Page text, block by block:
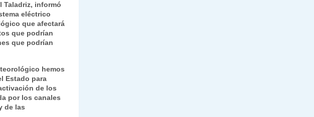
Taladriz, informó
eléctrico
que afectará
que podrían
que podrían
hemos
Estado para
de los
por los canales
de las